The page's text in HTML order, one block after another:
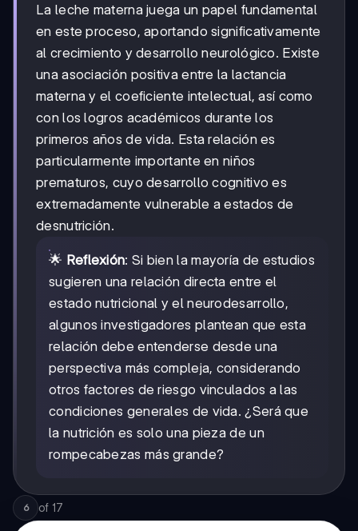
La leche materna juega un papel fundamental
en este proceso, aportando significativamente
al crecimiento y desarrollo neurológico. Existe
una asociación positiva entre la lactancia
materna y el coeficiente intelectual, así como
con los logros académicos durante los
primeros años de vida. Esta relación es
particularmente importante en niños
prematuros, cuyo desarrollo cognitivo es
extremadamente vulnerable a estados de
desnutrición.
🌟 Reflexión: Si bien la mayoría de estudios
sugieren una relación directa entre el
estado nutricional y el neurodesarrollo,
algunos investigadores plantean que esta
relación debe entenderse desde una
perspectiva más compleja, considerando
otros factores de riesgo vinculados a las
condiciones generales de vida. ¿Será que
la nutrición es solo una pieza de un
rompecabezas más grande?
6 of 17